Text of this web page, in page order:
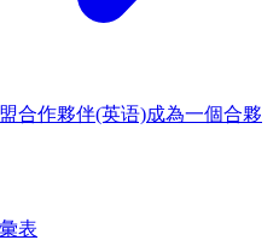
合作夥伴(英语)成為一個合夥
表